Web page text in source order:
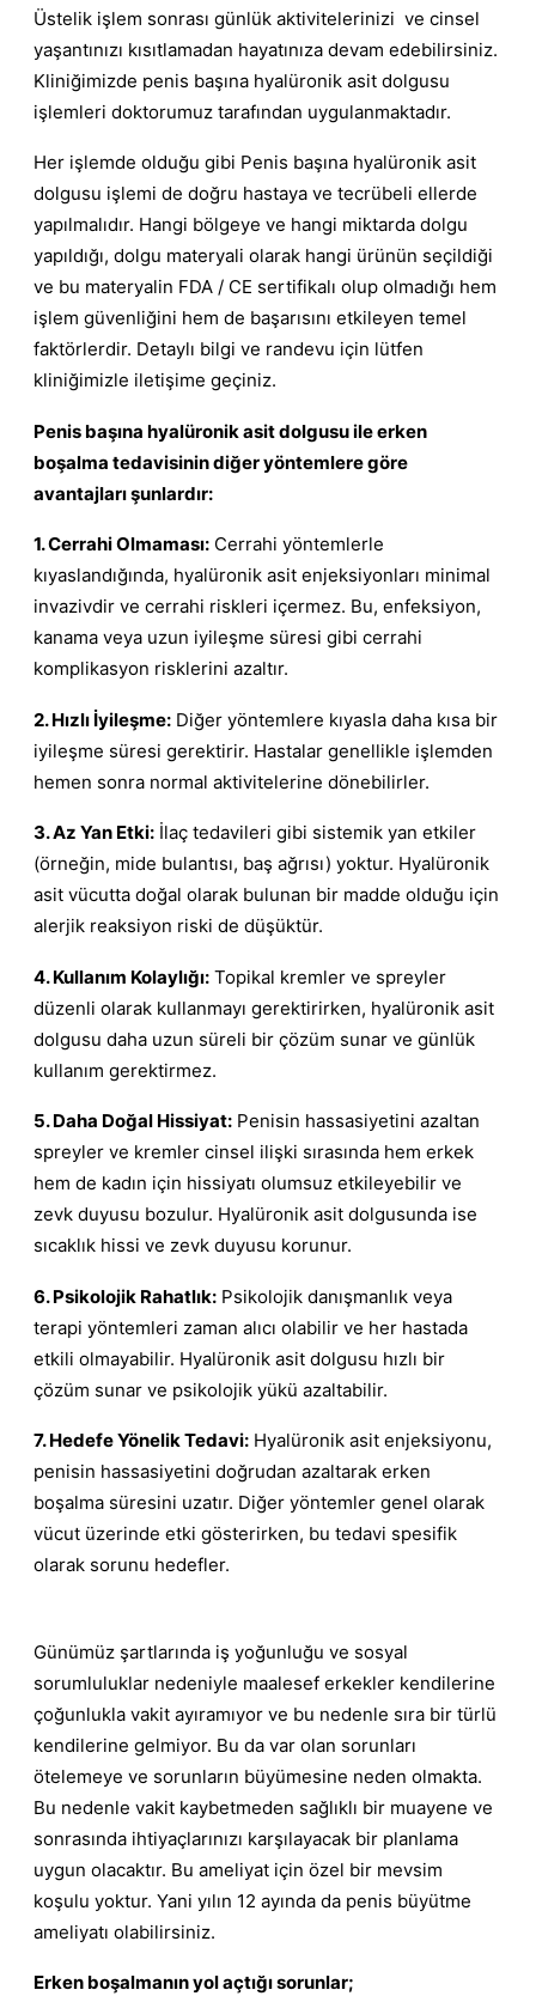
Üstelik işlem sonrası günlük aktivitelerinizi ve cinsel
yaşantınızı kısıtlamadan hayatınıza devam edebilirsiniz.
Kliniğimizde penis başına hyalüronik asit dolgusu
işlemleri doktorumuz tarafından uygulanmaktadır.
Her işlemde olduğu gibi Penis başına hyalüronik asit
dolgusu işlemi de doğru hastaya ve tecrübeli ellerde
yapılmalıdır. Hangi bölgeye ve hangi miktarda dolgu
yapıldığı, dolgu materyali olarak hangi ürünün seçildiği
ve bu materyalin FDA / CE sertifikalı olup olmadığı hem
işlem güvenliğini hem de başarısını etkileyen temel
faktörlerdir. Detaylı bilgi ve randevu için lütfen
kliniğimizle iletişime geçiniz.
Penis başına hyalüronik asit dolgusu ile erken
boşalma tedavisinin diğer yöntemlere göre
avantajları şunlardır:
1. Cerrahi Olmaması: Cerrahi yöntemlerle
kıyaslandığında, hyalüronik asit enjeksiyonları minimal
invazivdir ve cerrahi riskleri içermez. Bu, enfeksiyon,
kanama veya uzun iyileşme süresi gibi cerrahi
komplikasyon risklerini azaltır.
2. Hızlı İyileşme: Diğer yöntemlere kıyasla daha kısa bir
iyileşme süresi gerektirir. Hastalar genellikle işlemden
hemen sonra normal aktivitelerine dönebilirler.
3. Az Yan Etki: İlaç tedavileri gibi sistemik yan etkiler
(örneğin, mide bulantısı, baş ağrısı) yoktur. Hyalüronik
asit vücutta doğal olarak bulunan bir madde olduğu için
alerjik reaksiyon riski de düşüktür.
4. Kullanım Kolaylığı: Topikal kremler ve spreyler
düzenli olarak kullanmayı gerektirirken, hyalüronik asit
dolgusu daha uzun süreli bir çözüm sunar ve günlük
kullanım gerektirmez.
5. Daha Doğal Hissiyat: Penisin hassasiyetini azaltan
spreyler ve kremler cinsel ilişki sırasında hem erkek
hem de kadın için hissiyatı olumsuz etkileyebilir ve
zevk duyusu bozulur. Hyalüronik asit dolgusunda ise
sıcaklık hissi ve zevk duyusu korunur.
6. Psikolojik Rahatlık: Psikolojik danışmanlık veya
terapi yöntemleri zaman alıcı olabilir ve her hastada
etkili olmayabilir. Hyalüronik asit dolgusu hızlı bir
çözüm sunar ve psikolojik yükü azaltabilir.
7. Hedefe Yönelik Tedavi: Hyalüronik asit enjeksiyonu,
penisin hassasiyetini doğrudan azaltarak erken
boşalma süresini uzatır. Diğer yöntemler genel olarak
vücut üzerinde etki gösterirken, bu tedavi spesifik
olarak sorunu hedefler.
Günümüz şartlarında iş yoğunluğu ve sosyal
sorumluluklar nedeniyle maalesef erkekler kendilerine
çoğunlukla vakit ayıramıyor ve bu nedenle sıra bir türlü
kendilerine gelmiyor. Bu da var olan sorunları
ötelemeye ve sorunların büyümesine neden olmakta.
Bu nedenle vakit kaybetmeden sağlıklı bir muayene ve
sonrasında ihtiyaçlarınızı karşılayacak bir planlama
uygun olacaktır. Bu ameliyat için özel bir mevsim
koşulu yoktur. Yani yılın 12 ayında da penis büyütme
ameliyatı olabilirsiniz.
Erken boşalmanın yol açtığı sorunlar;